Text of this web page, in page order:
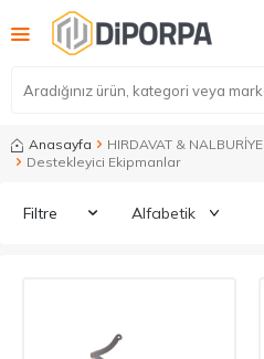
Anasayfa HIRDAVAT & NALBURİYE
Destekleyici Ekipmanlar
Filtre